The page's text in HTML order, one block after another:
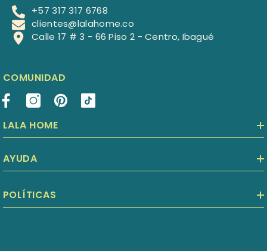
+57 317 317 6768
clientes@lalahome.co
Calle 17 # 3 - 66 Piso 2 - Centro, Ibagué
COMUNIDAD
LALA HOME
AYUDA
POLÍTICAS